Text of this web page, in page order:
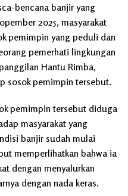
bencana banjir yang
2025, masyarakat
pemimpin yang peduli dan
pemerhati lingkungan
Hantu Rimba,
sosok pemimpin tersebut.
pemimpin tersebut diduga
masyarakat yang
banjir sudah mulai
memperlihatkan bahwa ia
dengan menyalurkan
dengan nada keras.